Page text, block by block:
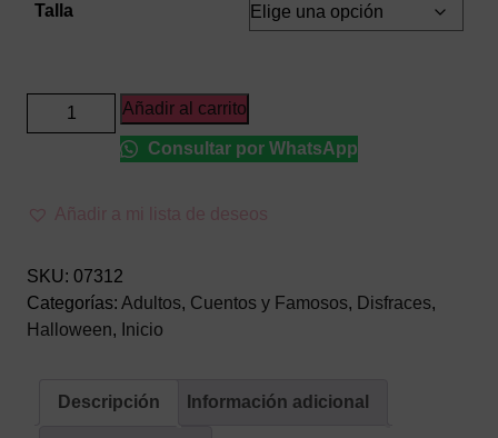
Talla
Disfraz
de
Adulto
Añadir al carrito
Consultar por WhatsApp
Añadir a mi lista de deseos
SKU: 07312
Categorías: Adultos, Cuentos y Famosos, Disfraces,
Halloween, Inicio
Descripción Información adicional